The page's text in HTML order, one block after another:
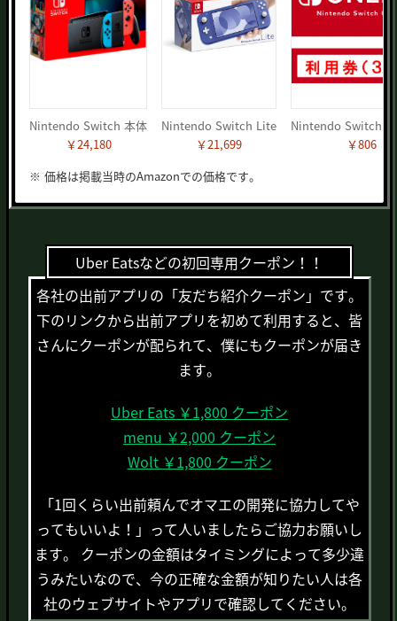
Nintendo Switch 本体
￥24,180
Nintendo Switch Lite
￥21,699
￥806
※ 価格は掲載当時のAmazonでの価格です。
Uber Eatsなどの初回専用クーポン！！
各社の出前アプリの「友だち紹介クーポン」です。
下のリンクから出前アプリを初めて利用すると、皆
さんにクーポンが配られて、僕にもクーポンが届き
ます。
Uber Eats ￥1,800 クーポン
menu ￥2,000 クーポン
Wolt ￥1,800 クーポン
「1回くらい出前頼んでオマエの開発に協力してや
ってもいいよ！」って人いましたらご協力お願いし
ます。 クーポンの金額はタイミングによって多少違
うみたいなので、今の正確な金額が知りたい人は各
社のウェブサイトやアプリで確認してください。